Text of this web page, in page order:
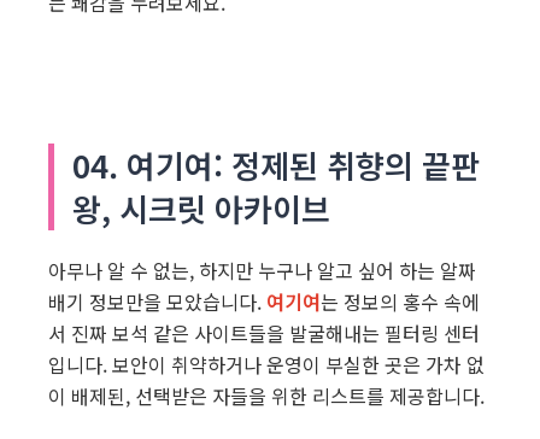
04. 여기여: 정제된 취향의 끝판
왕, 시크릿 아카이브
아무나 알 수 없는, 하지만 누구나 알고 싶어 하는 알짜
배기 정보만을 모았습니다. 여기여는 정보의 홍수 속에
서 진짜 보석 같은 사이트들을 발굴해내는 필터링 센터
입니다. 보안이 취약하거나 운영이 부실한 곳은 가차 없
이 배제된, 선택받은 자들을 위한 리스트를 제공합니다.